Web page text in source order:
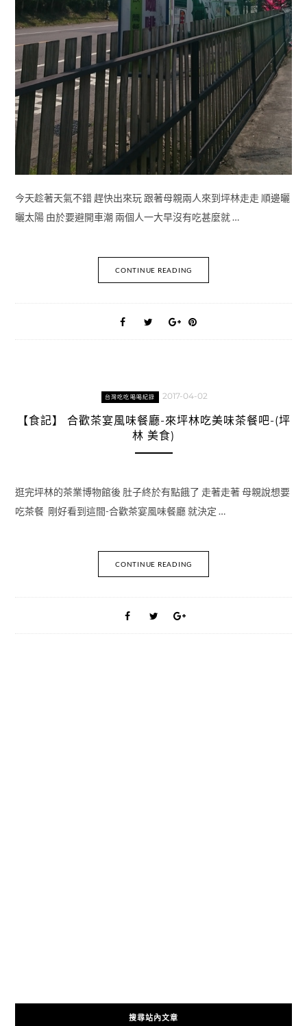
今天趁著天氣不錯 趕快出來玩 跟著母親兩人來到坪林走走 順邊曬
曬太陽 由於要避開車潮 兩個人一大早沒有吃甚麼就 …
CONTINUE READING
台灣吃吃喝喝紀錄 2017-04-02
【食記】 合歡茶宴風味餐廳-來坪林吃美味茶餐吧-(坪
林 美食)
逛完坪林的茶業博物館後 肚子終於有點餓了 走著走著 母親說想要
吃茶餐 剛好看到這間-合歡茶宴風味餐廳 就決定 …
CONTINUE READING
搜尋站內文章